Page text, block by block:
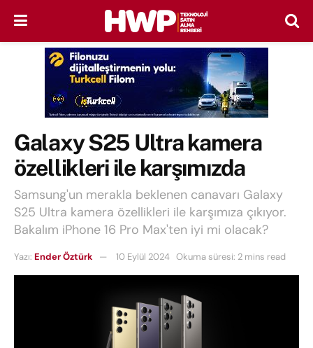
Galaxy S25 Ultra kamera
özellikleri ile karşımızda
Samsung'un merakla beklenen canavarı Galaxy
S25 Ultra kamera özellikleri ile karşımıza çıkıyor.
Bakalım iPhone 16 Pro Max'ten iyi mi olacak?
Yazı: Ender Öztürk 10 Eylül 2024 Okuma süresi: 2 mins read